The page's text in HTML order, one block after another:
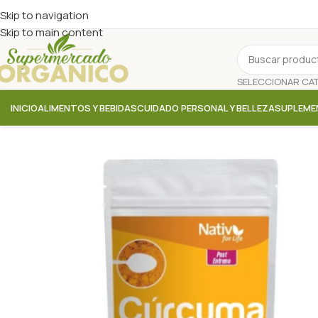
Skip to navigation
Skip to main content
INICIOALIMENTOS Y BEBIDASCUIDADO PERSONAL Y BELLEZA